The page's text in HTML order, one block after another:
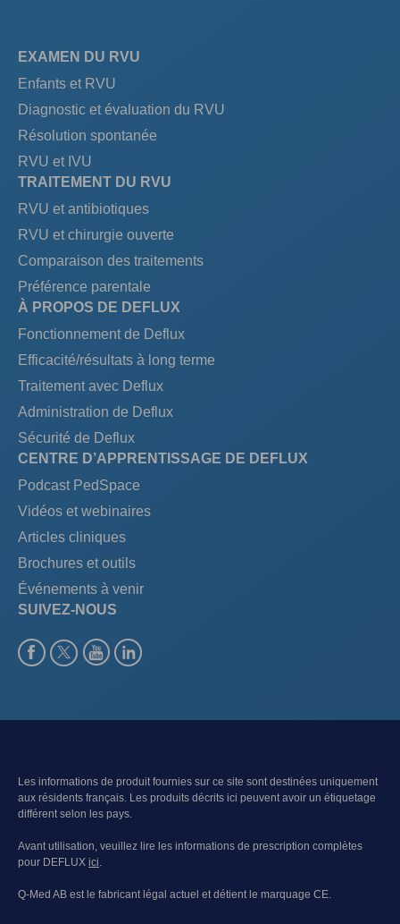
EXAMEN DU RVU
Enfants et RVU
Diagnostic et évaluation du RVU
Résolution spontanée
RVU et IVU
TRAITEMENT DU RVU
RVU et antibiotiques
RVU et chirurgie ouverte
Comparaison des traitements
Préférence parentale
À PROPOS DE DEFLUX
Fonctionnement de Deflux
Efficacité/résultats à long terme
Traitement avec Deflux
Administration de Deflux
Sécurité de Deflux
CENTRE D’APPRENTISSAGE DE DEFLUX
Podcast PedSpace
Vidéos et webinaires
Articles cliniques
Brochures et outils
Événements à venir
SUIVEZ-NOUS
Les informations de produit fournies sur ce site sont destinées uniquement
aux résidents français. Les produits décrits ici peuvent avoir un étiquetage
différent selon les pays.
Avant utilisation, veuillez lire les informations de prescription complètes
pour DEFLUX ici
Q-Med AB est le fabricant légal actuel et détient le marquage CE.